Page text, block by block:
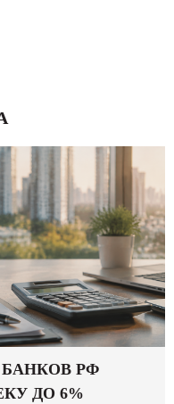
РФ
ДО 6%